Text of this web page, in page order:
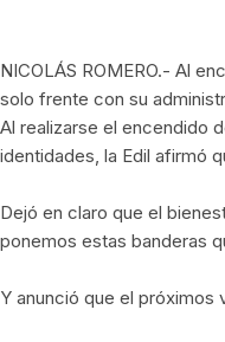
NICOLÁS ROMERO.- Al
solo frente con su
Al realizarse el encendido
identidades, la Edil afirmó
Dejó en claro que el
ponemos estas banderas
Y anunció que el próximos